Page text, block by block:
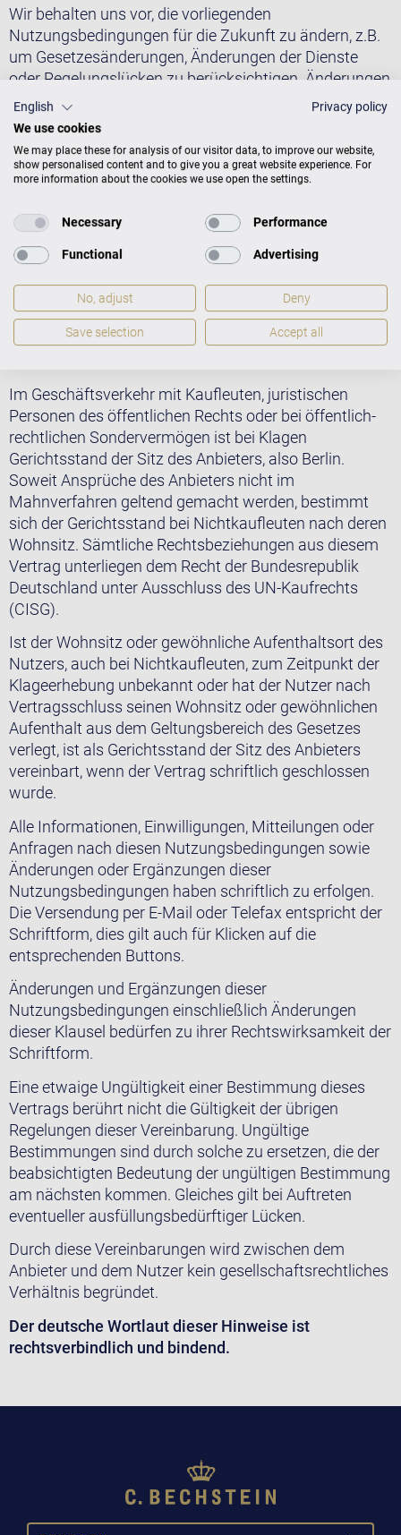
Wir behalten uns vor, die vorliegenden
Nutzungsbedingungen für die Zukunft zu ändern, z.B.
um Gesetzesänderungen, Änderungen der Dienste
oder Regelungslücken zu berücksichtigen. Änderungen
der Allgemeinen Nutzungsbedingungen werden wir
mindestens vier Wochen vor Inkrafttreten ankündigen.
Die Änderungen werden wirksam, wenn Sie nicht
innerhalb von vier Wochen nach der Ankündigung
widersprechen. Wir weisen Sie bei der Ankündigung
die Folgen des Ausbleibens eines Widerspruchs hin.
Widersprechen Sie innerhalb der genannten Frist,
bisherigen vertraglichen Regelungen.
5. Schlussbestimmungen und anwendbares Recht
Im Geschäftsverkehr mit Kaufleuten, juristischen
Personen des öffentlichen Rechts oder bei öffentlich-
rechtlichen Sondervermögen ist bei Klagen
Gerichtsstand der Sitz des Anbieters, also Berlin.
Soweit Ansprüche des Anbieters nicht im
Mahnverfahren geltend gemacht werden, bestimmt
sich der Gerichtsstand bei Nichtkaufleuten nach deren
Wohnsitz. Sämtliche Rechtsbeziehungen aus diesem
Vertrag unterliegen dem Recht der Bundesrepublik
Deutschland unter Ausschluss des UN-Kaufrechts
(CISG).
Ist der Wohnsitz oder gewöhnliche Aufenthaltsort des
Nutzers, auch bei Nichtkaufleuten, zum Zeitpunkt der
Klageerhebung unbekannt oder hat der Nutzer nach
Vertragsschluss seinen Wohnsitz oder gewöhnlichen
Aufenthalt aus dem Geltungsbereich des Gesetzes
verlegt, ist als Gerichtsstand der Sitz des Anbieters
vereinbart, wenn der Vertrag schriftlich geschlossen
wurde.
Alle Informationen, Einwilligungen, Mitteilungen oder
Anfragen nach diesen Nutzungsbedingungen sowie
Änderungen oder Ergänzungen dieser
Nutzungsbedingungen haben schriftlich zu erfolgen.
Die Versendung per E-Mail oder Telefax entspricht der
Schriftform, dies gilt auch für Klicken auf die
entsprechenden Buttons.
Änderungen und Ergänzungen dieser
Nutzungsbedingungen einschließlich Änderungen
dieser Klausel bedürfen zu ihrer Rechtswirksamkeit der
Schriftform.
Eine etwaige Ungültigkeit einer Bestimmung dieses
Vertrags berührt nicht die Gültigkeit der übrigen
Regelungen dieser Vereinbarung. Ungültige
Bestimmungen sind durch solche zu ersetzen, die der
beabsichtigten Bedeutung der ungültigen Bestimmung
am nächsten kommen. Gleiches gilt bei Auftreten
eventueller ausfüllungsbedürftiger Lücken.
Durch diese Vereinbarungen wird zwischen dem
Anbieter und dem Nutzer kein gesellschaftsrechtliches
Verhältnis begründet.
Der deutsche Wortlaut dieser Hinweise ist
rechtsverbindlich und bindend.
English
Privacy policy
We use cookies
We may place these for analysis of our visitor data, to improve our website,
show personalised content and to give you a great website experience. For
more information about the cookies we use open the settings.
Necessary Performance
Functional Advertising
No, adjust Deny
Save selection Accept all